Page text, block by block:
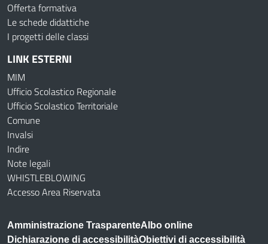
Offerta formativa
Le schede didattiche
I progetti delle classi
LINK ESTERNI
MIM
Ufficio Scolastico Regionale
Ufficio Scolastico Territoriale
Comune
Invalsi
Indire
Note legali
WHISTLEBLOWING
Accesso Area Riservata
Amministrazione TrasparenteAlbo online
Dichiarazione di accessibilitàObiettivi di accessibilità